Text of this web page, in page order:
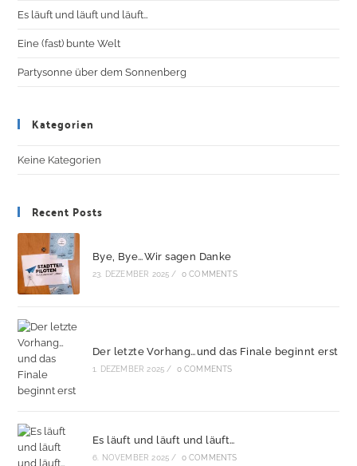
Es läuft und läuft und läuft…
Eine (fast) bunte Welt
Partysonne über dem Sonnenberg
Kategorien
Keine Kategorien
Recent Posts
Bye, Bye…Wir sagen Danke
23. DEZEMBER 2025 / 0 COMMENTS
Der letzte Vorhang…und das Finale beginnt erst
1. DEZEMBER 2025 / 0 COMMENTS
Es läuft und läuft und läuft…
6. NOVEMBER 2025 / 0 COMMENTS